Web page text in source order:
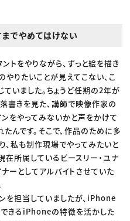
でやめてはけない
トをやりながら、ずっと絵を描き
りたいことが見えてこない、こ
いました。ちょうど任期の2年が
書きを見た、講師で映像作家の
をやってみないかと声をかけて
んです。そこで、作品のために多
、私も制作現場でやってみたいと
在所属しているビースリー・ユナ
ーとしてアルバイトさせていた
を担当していましたが、iPhone
できるiPhoneの特徴を活かした